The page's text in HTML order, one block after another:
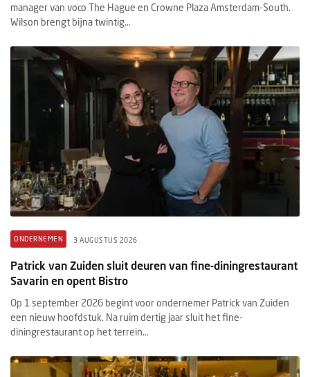
manager van voco The Hague en Crowne Plaza Amsterdam-South.
Wilson brengt bijna twintig...
ONDERNEMEN 3 AUGUSTUS 2026
Patrick van Zuiden sluit deuren van fine-diningrestaurant
Savarin en opent Bistro
Op 1 september 2026 begint voor ondernemer Patrick van Zuiden
een nieuw hoofdstuk. Na ruim dertig jaar sluit het fine-
diningrestaurant op het terrein...